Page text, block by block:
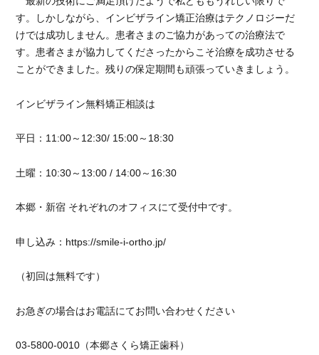
す。しかしながら、インビザライン矯正治療はテクノロジーだ
けでは成功しません。患者さまのご協力があっての治療法で
す。患者さまが協力してくださったからこそ治療を成功させる
ことができました。残りの保定期間も頑張っていきましょう。
インビザライン無料矯正相談は
平日：11:00～12:30/ 15:00～18:30
土曜：10:30～13:00 / 14:00～16:30
本郷・新宿 それぞれのオフィスにて受付中です。
申し込み：https://smile-i-ortho.jp/
（初回は無料です）
お急ぎの場合はお電話にてお問い合わせください
03-5800-0010（本郷さくら矯正歯科）